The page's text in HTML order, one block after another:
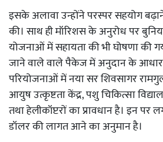
इसके अलावा उन्होंने परस्पर सहयोग
की। साथ ही मॉरिशस के अनुरोध पर
योजनाओं में सहायता की भी घोषणा की
जाने वाले वाले पैकेज में अनुदान के
परियोजनाओं में नया सर शिवसागर
आयुष उत्कृष्टता केंद्र, पशु चिकित्सा
तथा हेलीकॉप्टरों का प्रावधान है। इन
डॉलर की लागत आने का अनुमान है।